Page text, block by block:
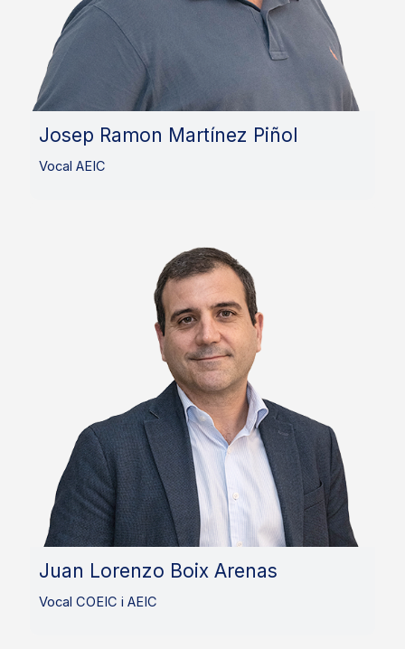
Josep Ramon Martínez Piñol
Vocal AEIC
Juan Lorenzo Boix Arenas
Vocal COEIC i AEIC